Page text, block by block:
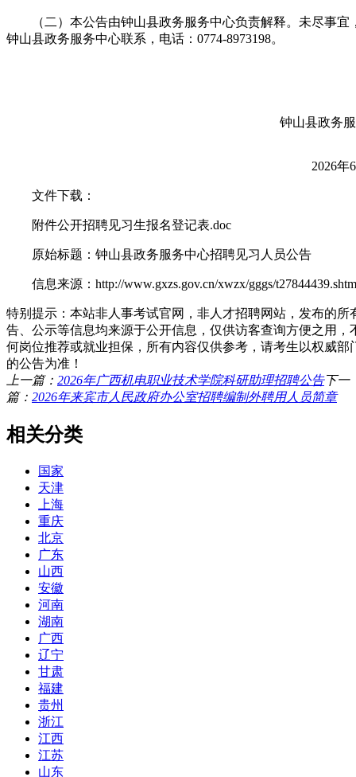
（二）本公告由钟山县政务服务中心负责解释。未尽事宜
钟山县政务服务中心联系，电话：0774-8973198。
钟山县政务服务
2026年
文件下载：
附件公开招聘见习生报名登记表.doc
原始标题：钟山县政务服务中心招聘见习人员公告
信息来源：http://www.gxzs.gov.cn/xwzx/gggs/
特别提示：本站非人事考试官网，非人才招聘网站，发布的所
告、公示等信息均来源于公开信息，仅供访客查询方便之用，
何岗位推荐或就业担保，所有内容仅供参考，请考生以权威部
的公告为准！
上一篇： 2026年广西机电职业技术学院科研助理招聘公告下一
篇： 2026年来宾市人民政府办公室招聘编制外聘用人员简章
相关分类
国家
天津
上海
重庆
北京
广东
山西
安徽
河南
湖南
广西
辽宁
甘肃
福建
贵州
浙江
江西
江苏
山东